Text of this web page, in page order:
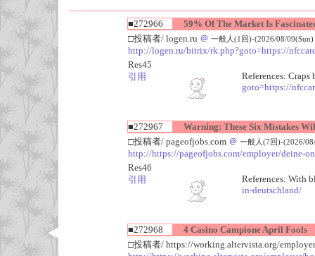
■272966
59% Of The Market Is
□投稿者/ logen.ru ＠ 一般人(1回)-(2026/08/
http://logen.ru/bitrix/rk.php?goto=https://
Res45
引用
References:
goto=https://
■272967
Warning: These Six Mistakes
□投稿者/ pageofjobs.com ＠ 一般人(7回)-(2026/
http://https://pageofjobs.com/employer/deine-
Res46
引用
References: With
in-deutschland/
■272968
4 Casino Campione April Fools
□投稿者/ https://working.altervista.org/